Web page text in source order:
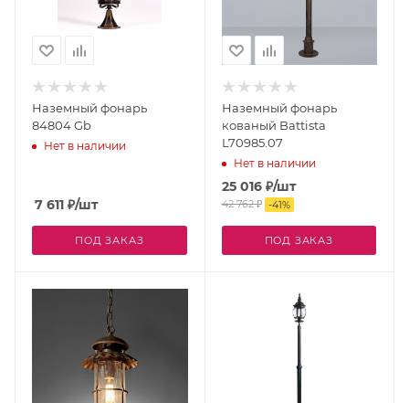
Наземный фонарь
84804 Gb
Нет в наличии
7 611 ₽/шт
ПОД ЗАКАЗ
Наземный фонарь
кованый Battista
L70985.07
Нет в наличии
25 016₽/шт
42 762₽ -41%
ПОД ЗАКАЗ